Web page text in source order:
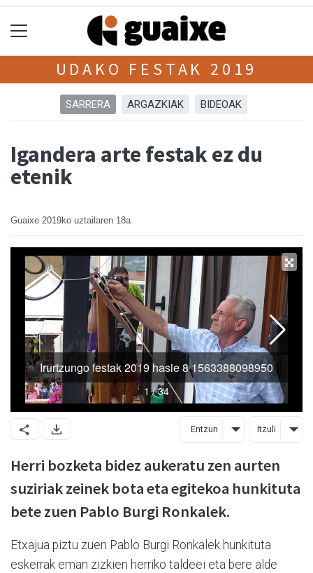
UDAKO FESTAK 2019
SARRERA ARGAZKIAK BIDEOAK
Igandera arte festak ez du
etenik
Guaixe 2019ko uztailaren 18a
Entzun Itzuli
Herri bozketa bidez aukeratu zen aurten
suziriak zeinek bota eta egitekoa hunkituta
bete zuen Pablo Burgi Ronkalek.
Etxajua piztu zuen Pablo Burgi Ronkalek hunkituta
eskerrak eman zizkien herriko taldeei eta bere alde